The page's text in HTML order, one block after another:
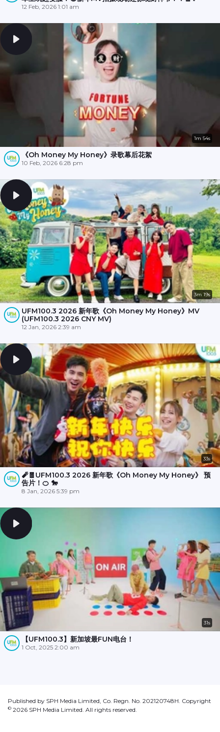
12 Feb, 2026 1:01 am
1m 54s
《Oh Money My Honey》录歌幕后花絮
10 Feb, 2026 6:28 pm
3m 19s
UFM100.3 2026 新年歌《Oh Money My Honey》MV
(UFM100.3 2026 CNY MV)
12 Jan, 2026 2:39 am
33s
🧨🧧UFM100.3 2026 新年歌《Oh Money My Honey》 预
告片！🍊 🐎
8 Jan, 2026 5:39 pm
31s
【UFM100.3】新加坡最FUN电台！
1 Oct, 2025 2:00 am
Published by SPH Media Limited, Co. Regn. No. 202120748H. Copyright
© 2026 SPH Media Limited. All rights reserved.